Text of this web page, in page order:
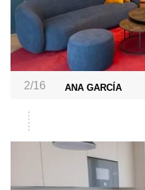
2/16 ANA GARCÍA